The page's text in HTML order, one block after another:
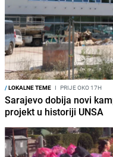
/LOKALNE TEME I PRIJE OKO 17H
Sarajevo dobija novi
projekt u historiji UNSA